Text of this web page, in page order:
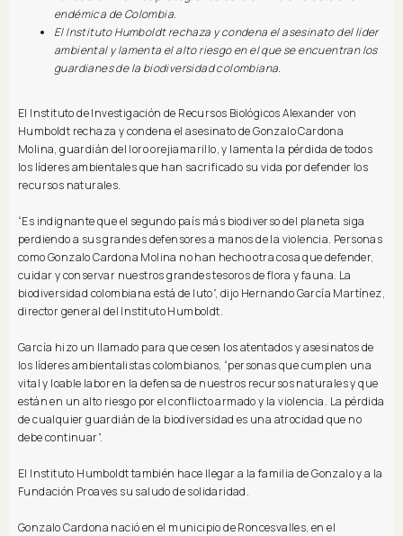
endémica de Colombia.
El Instituto Humboldt rechaza y condena el asesinato del líder
ambiental y lamenta el alto riesgo en el que se encuentran los
guardianes de la biodiversidad colombiana.
El Instituto de Investigación de Recursos Biológicos Alexander von
Humboldt rechaza y condena el asesinato de Gonzalo Cardona
Molina, guardián del loro orejiamarillo, y lamenta la pérdida de todos
los líderes ambientales que han sacrificado su vida por defender los
recursos naturales.
“Es indignante que el segundo país más biodiverso del planeta siga
perdiendo a sus grandes defensores a manos de la violencia. Personas
como Gonzalo Cardona Molina no han hecho otra cosa que defender,
cuidar y conservar nuestros grandes tesoros de flora y fauna. La
biodiversidad colombiana está de luto”, dijo Hernando García Martínez,
director general del Instituto Humboldt.
García hizo un llamado para que cesen los atentados y asesinatos de
los líderes ambientalistas colombianos, “personas que cumplen una
vital y loable labor en la defensa de nuestros recursos naturales y que
están en un alto riesgo por el conflicto armado y la violencia. La pérdida
de cualquier guardián de la biodiversidad es una atrocidad que no
debe continuar”.
El Instituto Humboldt también hace llegar a la familia de Gonzalo y a la
Fundación Proaves su saludo de solidaridad.
Gonzalo Cardona nació en el municipio de Roncesvalles, en el